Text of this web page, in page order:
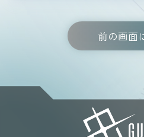
前の画面